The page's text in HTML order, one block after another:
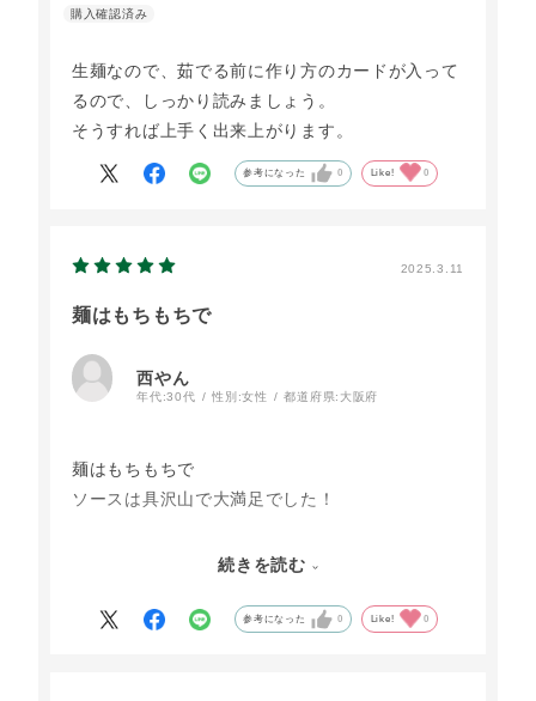
生麺なので、茹でる前に作り方のカードが入って
るので、しっかり読みましょう。
そうすれば上手く出来上がります。
参考になった 0 Like! 0
2025.3.11
麺はもちもちで
西やん
年代:30代 性別:女性 都道府県: 大阪府
麺はもちもちで
ソースは具沢山で大満足でした！
一般的な外食で食べる物よりも
続きを読む
参考になった 0 Like! 0